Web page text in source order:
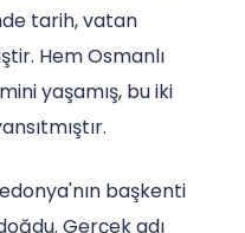
tarih, vatan
Hem Osmanlı
yaşamış, bu iki
başkenti
Gerçek adı